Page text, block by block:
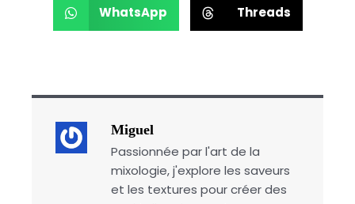
WhatsApp Threads
Miguel
Passionnée par l'art de la
mixologie, j'explore les saveurs
et les textures pour créer des